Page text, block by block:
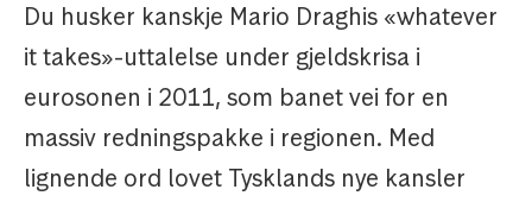
Du husker kanskje Mario Draghis «whatever
it takes»-uttalelse under gjeldskrisa i
eurosonen i 2011, som banet vei for en
massiv redningspakke i regionen. Med
lignende ord lovet Tysklands nye kansler